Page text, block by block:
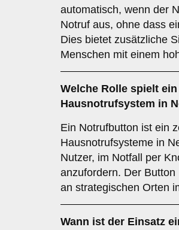
automatisch, wenn der
Notruf aus, ohne dass
Dies bietet zusätzliche
Menschen mit einem
Welche Rolle spielt
Hausnotrufsystem in
Ein Notrufbutton ist ein
Hausnotrufsysteme in
Nutzer, im Notfall per
anzufordern. Der
an strategischen Orten
Wann ist der Einsatz